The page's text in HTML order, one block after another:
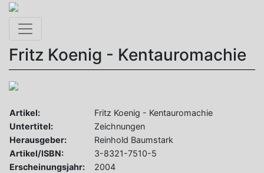
Toggle navigation
Fritz Koenig - Kentauromachie
Artikel:
Fritz Koenig - Kentauromachie
Untertitel:
Zeichnungen
Herausgeber:
Reinhold Baumstark
Artikel/ISBN:
3-8321-7510-5
Erscheinungsjahr:
2004